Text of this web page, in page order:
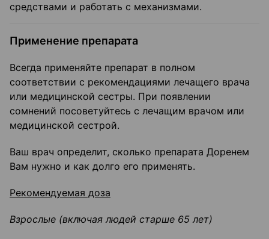
средствами и работать с механизмами.
Применение препарата
Всегда применяйте препарат в полном
соответствии с рекомендациями лечащего врача
или медицинской сестры. При появлении
сомнений посоветуйтесь с лечащим врачом или
медицинской сестрой.
Ваш врач определит, сколько препарата Доренем
Вам нужно и как долго его применять.
Рекомендуемая доза
Взрослые (включая людей старше 65 лет)